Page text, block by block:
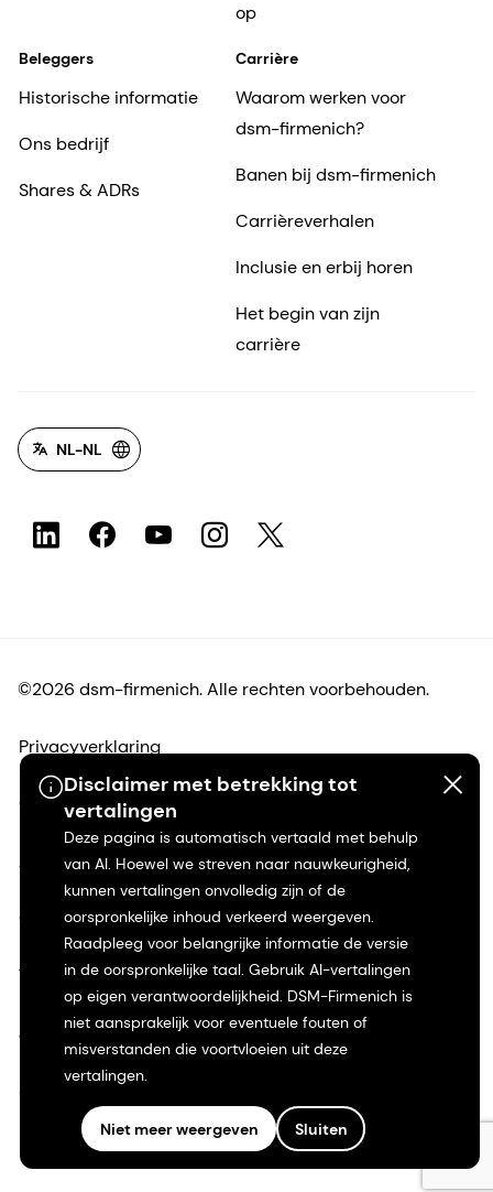
Disclaimer met betrekking tot
vertalingen
Deze pagina is automatisch vertaald met behulp
van AI. Hoewel we streven naar nauwkeurigheid,
kunnen vertalingen onvolledig zijn of de
oorspronkelijke inhoud verkeerd weergeven.
Raadpleeg voor belangrijke informatie de versie
in de oorspronkelijke taal. Gebruik AI-vertalingen
op eigen verantwoordelijkheid. DSM-Firmenich is
niet aansprakelijk voor eventuele fouten of
misverstanden die voortvloeien uit deze
vertalingen.
Niet meer weergeven Sluiten
op
Beleggers
Historische informatie
Ons bedrijf
Shares & ADRs
Carrière
Waarom werken voor
dsm-firmenich?
Banen bij dsm-firmenich
Carrièreverhalen
Inclusie en erbij horen
Het begin van zijn
carrière
NL-NL
©2026 dsm-firmenich. Alle rechten voorbehouden.
Privacyverklaring
Gebruiksvoorwaarden
Algemene voorwaarden
Californië Transparantie
Toegankelijkheidsverklaring
Juridische informatie
Sitemap